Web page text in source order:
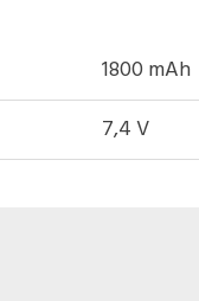
1800 mAh
7,4 V